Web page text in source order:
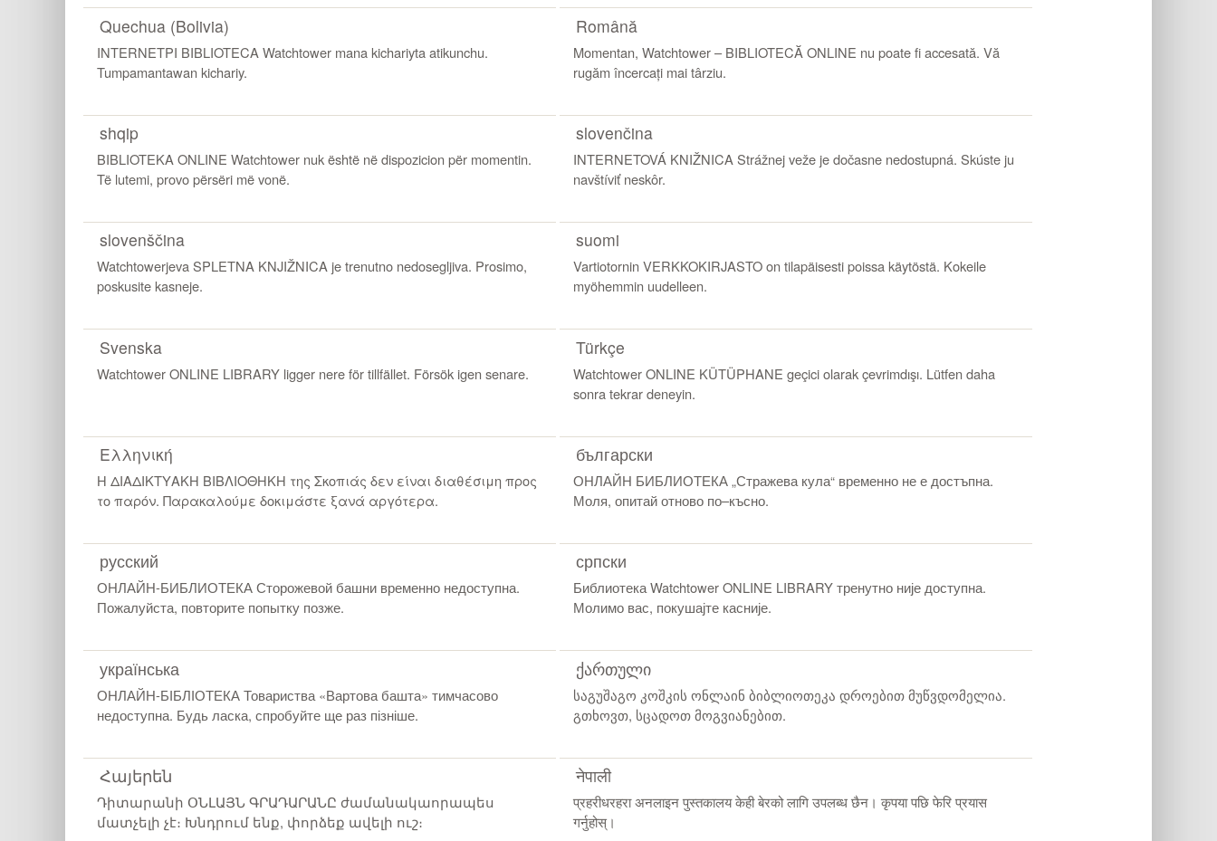
Quechua (Bolivia)
INTERNETPI BIBLIOTECA Watchtower mana kichariyta atikunchu.
Tumpamantawan kichariy.
Română
Momentan, Watchtower – BIBLIOTECĂ ONLINE nu poate fi accesată. Vă
rugăm încercați mai târziu.
shqip
BIBLIOTEKA ONLINE Watchtower nuk është në dispozicion për momentin.
Të lutemi, provo përsëri më vonë.
slovenčina
INTERNETOVÁ KNIŽNICA Strážnej veže je dočasne nedostupná. Skúste ju
navštíviť neskôr.
slovenščina
Watchtowerjeva SPLETNA KNJIŽNICA je trenutno nedosegljiva. Prosimo,
poskusite kasneje.
suomi
Vartiotornin VERKKOKIRJASTO on tilapäisesti poissa käytöstä. Kokeile
myöhemmin uudelleen.
Svenska
Watchtower ONLINE LIBRARY ligger nere för tillfället. Försök igen senare.
Türkçe
Watchtower ONLINE KÜTÜPHANE geçici olarak çevrimdışı. Lütfen daha
sonra tekrar deneyin.
Ελληνική
Η ΔΙΑΔΙΚΤΥΑΚΗ ΒΙΒΛΙΟΘΗΚΗ της Σκοπιάς δεν είναι διαθέσιμη προς
το παρόν. Παρακαλούμε δοκιμάστε ξανά αργότερα.
български
ОНЛАЙН БИБЛИОТЕКА „Стражева кула“ временно не е достъпна.
Моля, опитай отново по–късно.
русский
ОНЛАЙН-БИБЛИОТЕКА Сторожевой башни временно недоступна.
Пожалуйста, повторите попытку позже.
српски
Библиотека Watchtower ONLINE LIBRARY тренутно није доступна.
Молимо вас, покушајте касније.
українська
ОНЛАЙН-БІБЛІОТЕКА Товариства «Вартова башта» тимчасово
недоступна. Будь ласка, спробуйте ще раз пізніше.
ქართული
საგუშაგო კოშკის ონლაინ ბიბლიოთეკა დროებით მუწვდომელია.
გთხოვთ, სცადოთ მოგვიანებით.
Հայերեն
Դիտարանի ՕՆԼԱՅՆ ԳՐԱԴԱՐԱՆԸ ժամանակաորապես
մատչելի չէ։ Խնդրում ենք, փորձեք ավելի ուշ։
नेपाली
प्रहरीधरहरा अनलाइन पुस्तकालय केही बेरको लागि उपलब्ध छैन। कृपया पछि फेरि प्रयास
गर्नुहोस्।